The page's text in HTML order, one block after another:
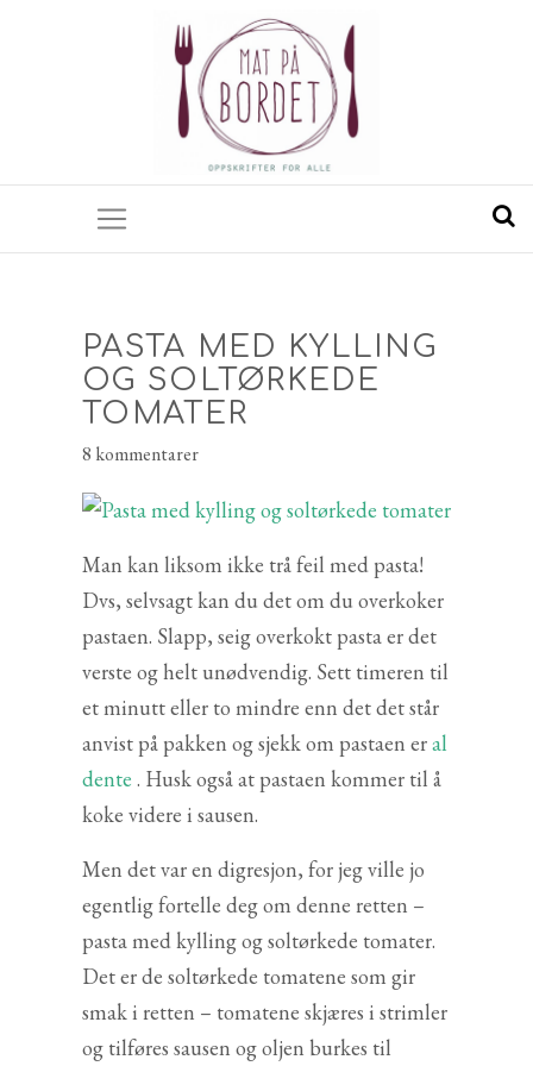
PASTA MED KYLLING
OG SOLTØRKEDE
TOMATER
8 kommentarer
Man kan liksom ikke trå feil med pasta!
Dvs, selvsagt kan du det om du overkoker
pastaen. Slapp, seig overkokt pasta er det
verste og helt unødvendig. Sett timeren til
et minutt eller to mindre enn det det står
anvist på pakken og sjekk om pastaen eral
dente . Husk også at pastaen kommer til å
koke videre i sausen.
Men det var en digresjon, for jeg ville jo
egentlig fortelle deg om denne retten –
pasta med kylling og soltørkede tomater.
Det er de soltørkede tomatene som gir
smak i retten – tomatene skjæres i strimler
og tilføres sausen og oljen burkes til